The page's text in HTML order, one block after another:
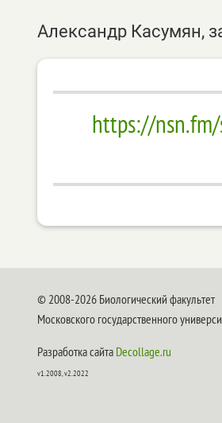
Александр Касумян,
https://
© 2008-2026 Биологический факультет
Московского государственного
Разработка сайта Decollage.ru
v1.2008, v2.2022